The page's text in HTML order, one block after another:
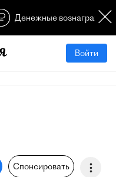
Денежные
Войти
Спонсировать